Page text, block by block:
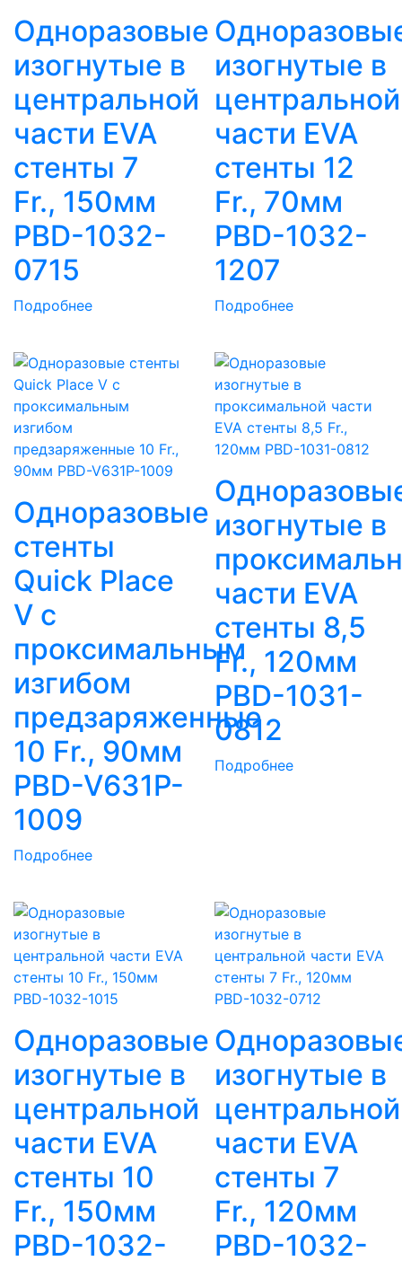
Одноразовые
изогнутые в
центральной
части EVA
стенты 7
Fr., 150мм
PBD-1032-
0715
Подробнее
изогнутые в
центральной
части EVA
стенты 12
Fr., 70мм
PBD-1032-
1207
Подробнее
Одноразовые
стенты
Quick Place
V c
проксимальным
изгибом
предзаряженные
10 Fr., 90мм
PBD-V631P-
1009
Подробнее
изогнутые в
части EVA
стенты 8,5
Fr., 120мм
PBD-1031-
0812
Подробнее
Одноразовые
изогнутые в
центральной
части EVA
стенты 10
Fr., 150мм
PBD-1032-
изогнутые в
центральной
части EVA
стенты 7
Fr., 120мм
PBD-1032-